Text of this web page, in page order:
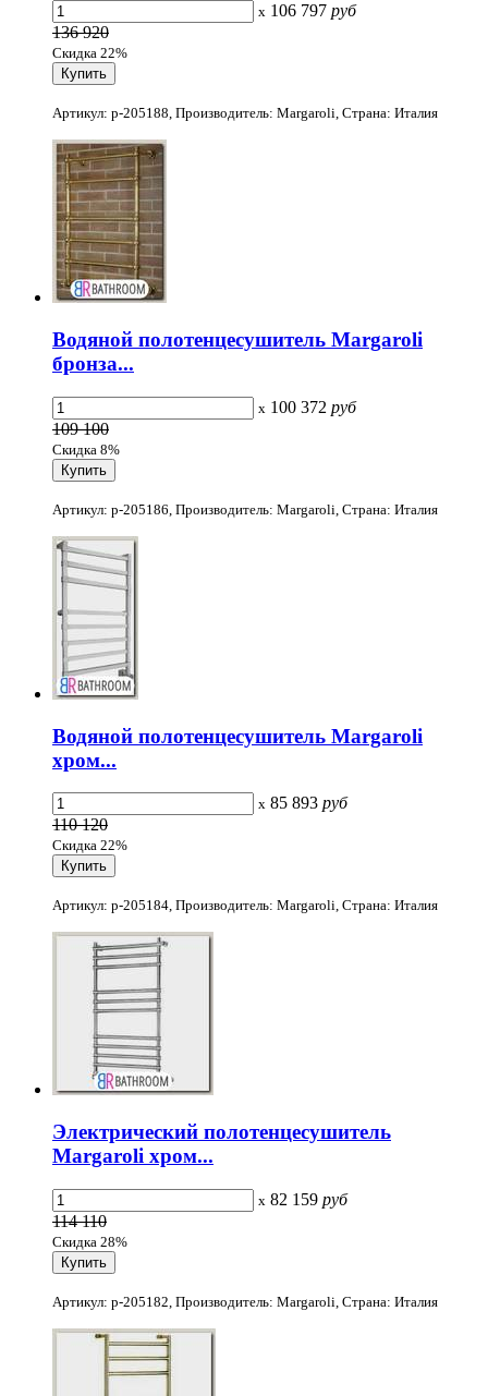
x 106 797 руб
136 920
Скидка 22%
Артикул: p-205188, Производитель: Margaroli, Страна: Италия
Водяной полотенцесушитель Margaroli
бронза...
x 100 372 руб
109 100
Скидка 8%
Артикул: p-205186, Производитель: Margaroli, Страна: Италия
Водяной полотенцесушитель Margaroli
хром...
x 85 893 руб
110 120
Скидка 22%
Артикул: p-205184, Производитель: Margaroli, Страна: Италия
Электрический полотенцесушитель
Margaroli хром...
x 82 159 руб
114 110
Скидка 28%
Артикул: p-205182, Производитель: Margaroli, Страна: Италия